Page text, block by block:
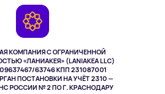
КОМПАНИЯ С ОГРАНИЧЕННОЙ
«ЛАНИАКЕЯ» (LANIAKEA LLC)
63746 КПП 231087001
ПОСТАНОВКИ НА УЧЁТ 2310 —
РОССИИ № 2 ПО Г. КРАСНОДАРУ